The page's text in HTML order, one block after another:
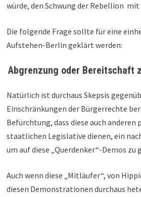
würde, den Schwung der Rebellion
Die folgende Frage sollte für eine
Aufstehen-Berlin geklärt werden:
Abgrenzung oder Bereitschaft
Natürlich ist durchaus Skepsis
Einschränkungen der Bürgerrechte
Befürchtung, dass diese auch
staatlichen Legislative dienen, ein
um auf diese „Querdenker“-Demos zu
Auch wenn diese „Mitläufer“, von
diesen Demonstrationen durchaus